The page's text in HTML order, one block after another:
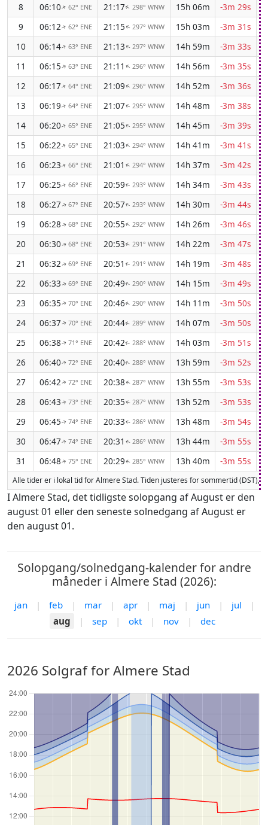
8
06:10↑ 62° ENE 21:17↑ 298° WNW 15h 06m
-3m 29s
9
06:12↑ 62° ENE 21:15↑ 297° WNW 15h 03m
-3m 31s
10
06:14↑ 63° ENE 21:13↑ 297° WNW 14h 59m
-3m 33s
11
06:15↑ 63° ENE 21:11 ↑ 296° WNW 14h 56m
-3m 35s
12
06:17↑ 64° ENE 21:09↑ 296° WNW 14h 52m
-3m 36s
13
06:19↑ 64° ENE 21:07↑ 295° WNW 14h 48m
-3m 38s
14
06:20↑ 65° ENE 21:05↑ 295° WNW 14h 45m
-3m 39s
15
06:22↑ 65° ENE 21:03↑ 294° WNW 14h 41m
-3m 41s
16
06:23↑ 66° ENE 21:01 ↑ 294° WNW 14h 37m
-3m 42s
17
06:25↑ 66° ENE 20:59↑ 293° WNW 14h 34m
-3m 43s
18
06:27↑ 67° ENE 20:57↑ 293° WNW 14h 30m
-3m 44s
19
06:28↑ 68° ENE 20:55↑ 292° WNW 14h 26m
-3m 46s
20
06:30↑ 68° ENE 20:53↑ 291° WNW 14h 22m
-3m 47s
21
06:32↑ 69° ENE 20:51 ↑ 291° WNW 14h 19m
-3m 48s
22
06:33↑ 69° ENE 20:49↑ 290° WNW 14h 15m
-3m 49s
23
06:35↑ 70° ENE 20:46↑ 290° WNW 14h 11m
-3m 50s
24
06:37↑ 70° ENE 20:44↑ 289° WNW 14h 07m
-3m 50s
25
06:38↑ 71° ENE 20:42↑ 288° WNW 14h 03m
-3m 51s
26
06:40↑ 72° ENE 20:40↑ 288° WNW 13h 59m
-3m 52s
27
06:42↑ 72° ENE 20:38↑ 287° WNW 13h 55m
-3m 53s
28
06:43↑ 73° ENE 20:35↑ 287° WNW 13h 52m
-3m 53s
29
06:45↑ 74° ENE 20:33↑ 286° WNW 13h 48m
-3m 54s
30
06:47↑ 74° ENE 20:31 ↑ 286° WNW 13h 44m
-3m 55s
31
06:48↑ 75° ENE 20:29↑ 285° WNW 13h 40m -3m 55s
Alle tider er i lokal tid for Almere Stad. Tiden justeres for sommertid (DST),
I Almere Stad, det tidligste solopgang af August er den
august 01 eller den seneste solnedgang af August er
den august 01.
Solopgang/solnedgang-kalender for andre
måneder i Almere Stad (2026):
jan | feb | mar | apr | maj | jun | jul
|
aug
| sep | okt | nov | dec
2026 Solgraf for Almere Stad